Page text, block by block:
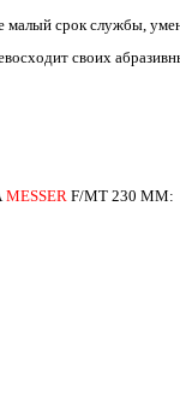
срок службы,
своих
MESSER F/MT 230 ММ: